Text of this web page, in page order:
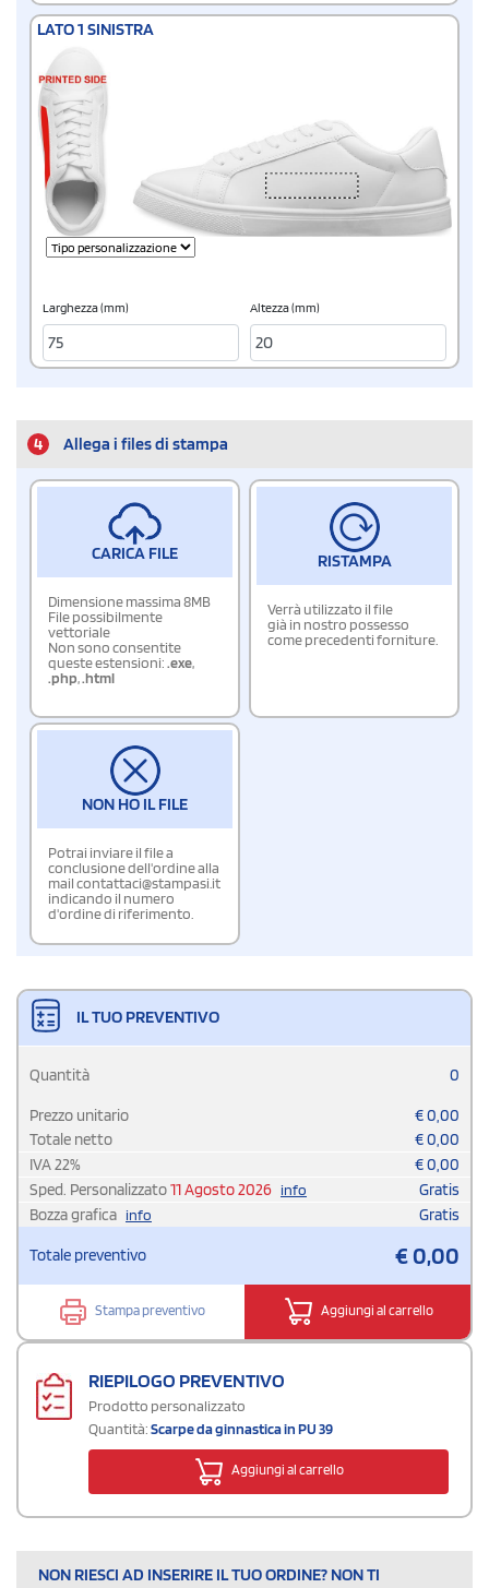
LATO 1 SINISTRA
Larghezza (mm) Altezza (mm)
4 Allega i files di stampa
CARICA FILE
Dimensione massima 8MB
File possibilmente
vettoriale
Non sono consentite
queste estensioni:.exe,
.php,.html
RISTAMPA
Verrà utilizzato il file
già in nostro possesso
come precedenti forniture.
NON HO IL FILE
Potrai inviare il file a
conclusione dell'ordine alla
mail contattaci@stampasi.it
indicando il numero
d'ordine di riferimento.
IL TUO PREVENTIVO
Quantità 0
Prezzo unitario €0,00
Totale netto
€0,00
IVA22% €0,00
Sped. Personalizzato11 Agosto 2026 info
Gratis
Bozza grafica info Gratis
Totale preventivo €0,00
Stampa preventivo Aggiungi al carrello
RIEPILOGO PREVENTIVO
Prodotto personalizzato
Quantità:Scarpe da ginnastica in PU 39
Aggiungi al carrello
NON RIESCI AD INSERIRE IL TUO ORDINE? NON TI